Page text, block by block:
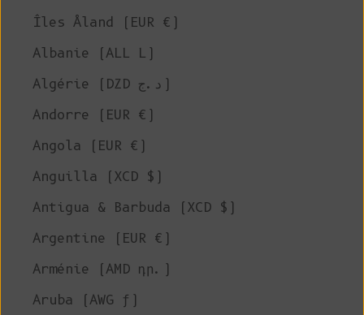
Îles Åland (EUR €)
Albanie (ALL L)
Algérie (DZD د.ج)
Andorre (EUR €)
Angola (EUR €)
Anguilla (XCD $)
Antigua & Barbuda (XCD $)
Argentine (EUR €)
Arménie (AMD դր.)
Aruba (AWG ƒ)